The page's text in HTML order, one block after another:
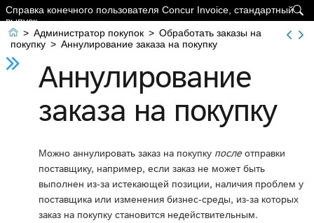

Справка конечного пользователя Concur Invoice, стандартный
выпуск
 > Администратор покупок > Обработать заказы на
покупку > Аннулирование заказа на покупку
Аннулирование
заказа на покупку
Можно аннулировать заказ на покупку после отправки
поставщику, например, если заказ не может быть
выполнен из-за истекающей позиции, наличия проблем у
поставщика или изменения бизнес-среды, из-за которых
заказ на покупку становится недействительным.